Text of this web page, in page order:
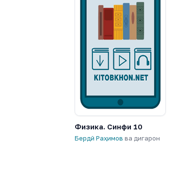
Физика. Синфи 10
Бердӣ Раҳимов ва дигарон